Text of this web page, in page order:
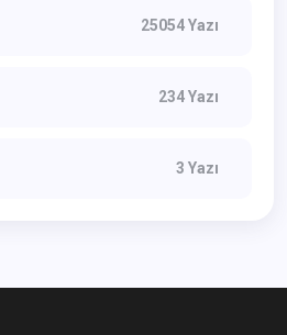
25054 Yazı
234 Yazı
3 Yazı